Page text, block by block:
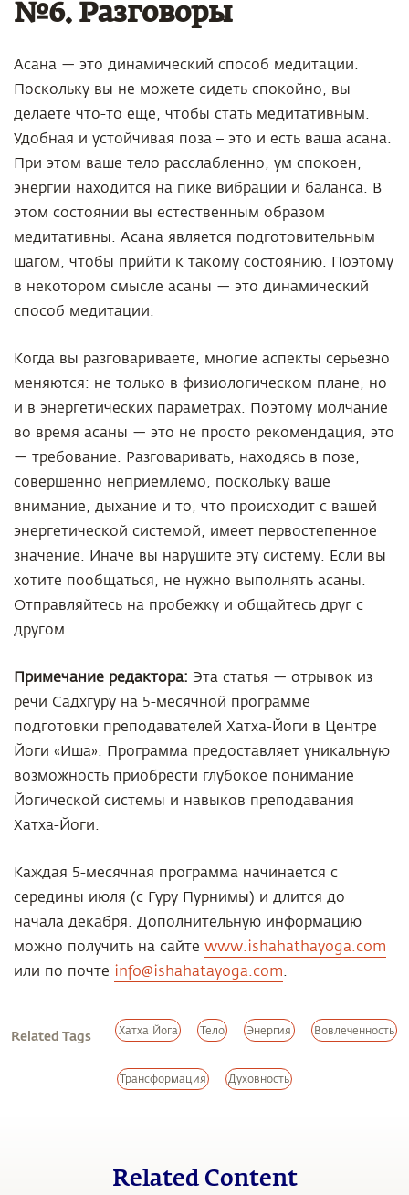
№6. Разговоры
Асана — это динамический способ медитации.
Поскольку вы не можете сидеть спокойно, вы
делаете что-то еще, чтобы стать медитативным.
Удобная и устойчивая поза – это и есть ваша асана.
При этом ваше тело расслабленно, ум спокоен,
энергии находится на пике вибрации и баланса. В
этом состоянии вы естественным образом
медитативны. Асана является подготовительным
шагом, чтобы прийти к такому состоянию. Поэтому
в некотором смысле асаны — это динамический
способ медитации.
Когда вы разговариваете, многие аспекты серьезно
меняются: не только в физиологическом плане, но
и в энергетических параметрах. Поэтому молчание
во время асаны — это не просто рекомендация, это
— требование. Разговаривать, находясь в позе,
совершенно неприемлемо, поскольку ваше
внимание, дыхание и то, что происходит с вашей
энергетической системой, имеет первостепенное
значение. Иначе вы нарушите эту систему. Если вы
хотите пообщаться, не нужно выполнять асаны.
Отправляйтесь на пробежку и общайтесь друг с
другом.
Примечание редактора: Эта статья — отрывок из
речи Садхгуру на 5-месячной программе
подготовки преподавателей Хатха-Йоги в Центре
Йоги «Иша». Программа предоставляет уникальную
возможность приобрести глубокое понимание
Йогической системы и навыков преподавания
Хатха-Йоги.
Каждая 5-месячная программа начинается с
середины июля (с Гуру Пурнимы) и длится до
начала декабря. Дополнительную информацию
можно получить на сайте www.ishahathayoga.com
или по почте info@ishahatayoga.com.
Related Tags Хатха Йога Тело Энергия Вовлеченность
Трансформация Духовность
Related Content